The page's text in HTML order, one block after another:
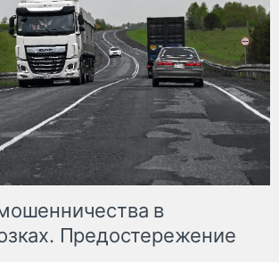
в
Предостережение